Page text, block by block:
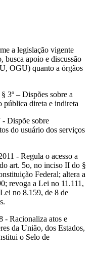
a legislação vigente
busca apoio e discussão
OGU) quanto a órgãos
3º – Dispões sobre a
pública direta e indireta
- Dispõe sobre
do usuário dos serviços
- Regula o acesso a
art. 5o, no inciso II do §
Federal; altera a
revoga a Lei no 11.111,
no 8.159, de 8 de
- Racionaliza atos e
da União, dos Estados,
o Selo de